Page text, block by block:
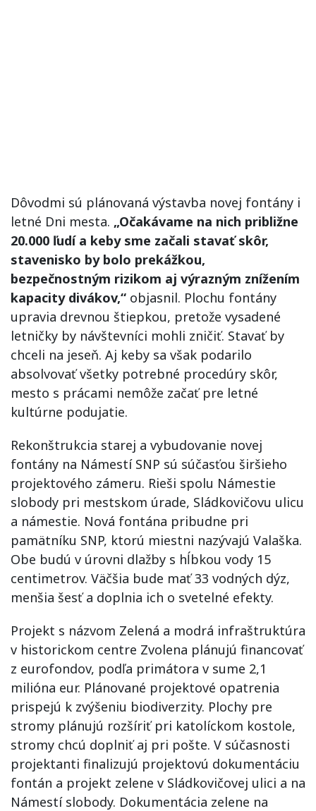
Dôvodmi sú plánovaná výstavba novej fontány i
letné Dni mesta. „Očakávame na nich približne
20.000 ľudí a keby sme začali stavať skôr,
stavenisko by bolo prekážkou,
bezpečnostným rizikom aj výrazným znížením
kapacity divákov,“ objasnil. Plochu fontány
upravia drevnou štiepkou, pretože vysadené
letničky by návštevníci mohli zničiť. Stavať by
chceli na jeseň. Aj keby sa však podarilo
absolvovať všetky potrebné procedúry skôr,
mesto s prácami nemôže začať pre letné
kultúrne podujatie.
Rekonštrukcia starej a vybudovanie novej
fontány na Námestí SNP sú súčasťou širšieho
projektového zámeru. Rieši spolu Námestie
slobody pri mestskom úrade, Sládkovičovu ulicu
a námestie. Nová fontána pribudne pri
pamätníku SNP, ktorú miestni nazývajú Valaška.
Obe budú v úrovni dlažby s hĺbkou vody 15
centimetrov. Väčšia bude mať 33 vodných dýz,
menšia šesť a doplnia ich o svetelné efekty.
Projekt s názvom Zelená a modrá infraštruktúra
v historickom centre Zvolena plánujú financovať
z eurofondov, podľa primátora v sume 2,1
milióna eur. Plánované projektové opatrenia
prispejú k zvýšeniu biodiverzity. Plochy pre
stromy plánujú rozšíriť pri katolíckom kostole,
stromy chcú doplniť aj pri pošte. V súčasnosti
projektanti finalizujú projektovú dokumentáciu
fontán a projekt zelene v Sládkovičovej ulici a na
Námestí slobody. Dokumentácia zelene na